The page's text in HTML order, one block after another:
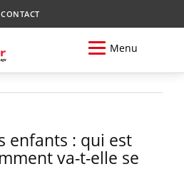
CONTACT
Menu
enfants : qui est
va-t-elle se